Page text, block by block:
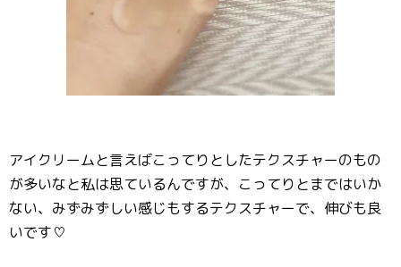
アイクリームと言えばこってりとしたテクスチャーのもの
が多いなと私は思ているんですが、こってりとまではいか
ない、みずみずしい感じもするテクスチャーで、伸びも良
いです♡